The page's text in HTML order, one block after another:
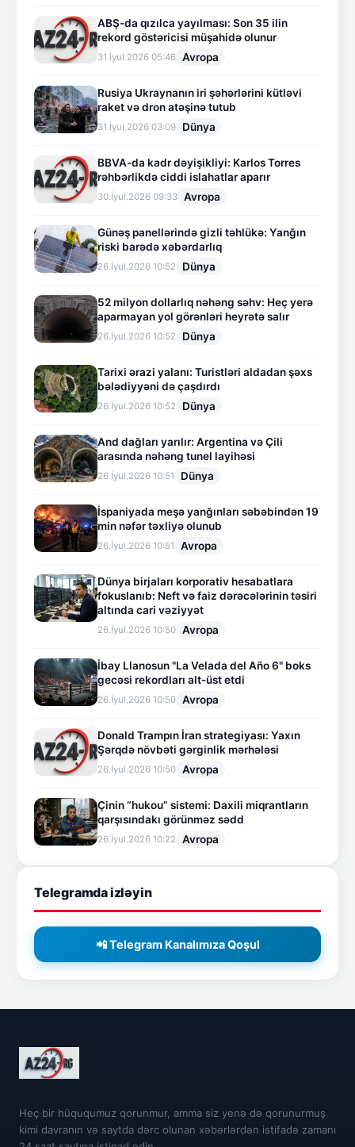
ABŞ-da qızılca yayılması: Son 35 ilin
rekord göstəricisi müşahidə olunur
31.İyul.2026 05:46 Avropa
Rusiya Ukraynanın iri şəhərlərini kütləvi
raket və dron atəşinə tutub
31.İyul.2026 03:09 Dünya
BBVA-da kadr dəyişikliyi: Karlos Torres
rəhbərlikdə ciddi islahatlar aparır
30.İyul.2026 09:33 Avropa
Günəş panellərində gizli təhlükə: Yanğın
riski barədə xəbərdarlıq
26.İyul.2026 10:52 Dünya
52 milyon dollarlıq nəhəng səhv: Heç yerə
aparmayan yol görənləri heyrətə salır
26.İyul.2026 10:52 Dünya
Tarixi ərazi yalanı: Turistləri aldadan şəxs
bələdiyyəni də çaşdırdı
26.İyul.2026 10:52 Dünya
And dağları yarılır: Argentina və Çili
arasında nəhəng tunel layihəsi
26.İyul.2026 10:51 Dünya
İspaniyada meşə yanğınları səbəbindən 19
min nəfər təxliyə olunub
26.İyul.2026 10:51 Avropa
Dünya birjaları korporativ hesabatlara
fokuslanıb: Neft və faiz dərəcələrinin təsiri
altında cari vəziyyət
26.İyul.2026 10:50 Avropa
İbay Llanosun "La Velada del Año 6" boks
gecəsi rekordları alt-üst etdi
26.İyul.2026 10:50 Avropa
Donald Trampın İran strategiyası: Yaxın
Şərqdə növbəti gərginlik mərhələsi
26.İyul.2026 10:50 Avropa
Çinin “hukou” sistemi: Daxili miqrantların
qarşısındakı görünməz sədd
26.İyul.2026 10:22 Avropa
Telegramda izləyin
📲 Telegram Kanalımıza Qoşul
Heç bir hüququmuz qorunmur, amma siz yenə də qorunurmuş
kimi davranın və saytda dərc olunan xəbərlərdən istifadə zamanı